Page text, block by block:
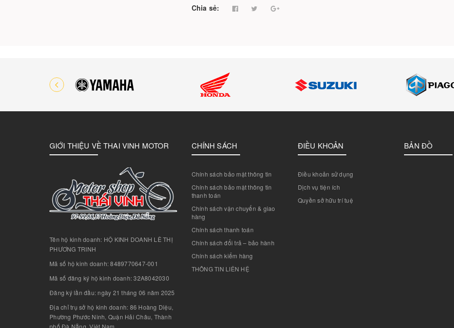
Chia sẻ:
GIỚI THIỆU VỀ THAI VINH MOTOR
Tên hộ kinh doanh: HỘ KINH DOANH LÊ THỊ
PHƯƠNG TRINH
Mã số hộ kinh doanh: 8489770647-001
Mã số đăng ký hộ kinh doanh: 32A8042030
Đăng ký lần đầu: ngày 21 tháng 06 năm 2025
Địa chỉ trụ sở hộ kinh doanh: 86 Hoàng Diệu,
Phường Phước Ninh, Quận Hải Châu, Thành
CHÍNH SÁCH
Chính sách bảo mật thông tin
Chính sách bảo mật thông tin
thanh toán
Chính sách vận chuyển & giao
hàng
Chính sách thanh toán
Chính sách đổi trả – bảo hành
Chính sách kiểm hàng
THÔNG TIN LIÊN HỆ
ĐIỀU KHOẢN
Điều khoản sử dụng
Dịch vụ tiện ích
Quyền sở hữu trí tuệ
BẢN ĐỒ